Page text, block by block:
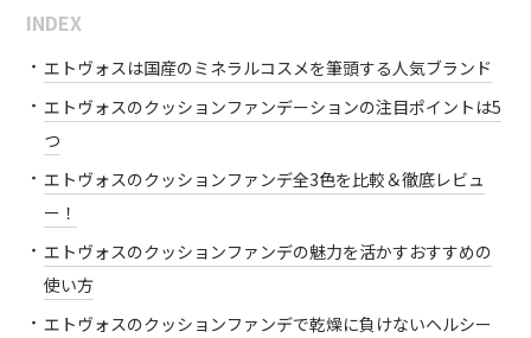
INDEX
エトヴォスは国産のミネラルコスメを筆頭する人気ブランド
エトヴォスのクッションファンデーションの注目ポイントは5
つ
エトヴォスのクッションファンデ全3色を比較＆徹底レビュ
ー！
エトヴォスのクッションファンデの魅力を活かすおすすめの
使い方
エトヴォスのクッションファンデで乾燥に負けないヘルシー